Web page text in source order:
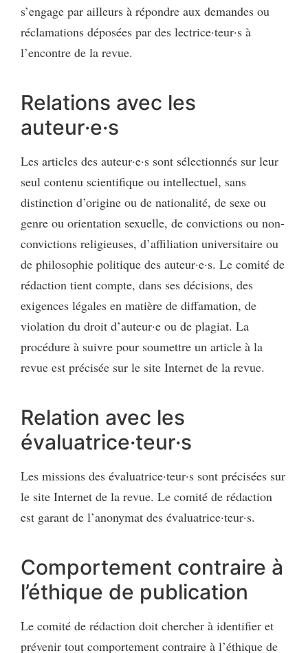
s’engage par ailleurs à répondre aux demandes ou
réclamations déposées par des lectrice·teur·s à
l’encontre de la revue.
Relations avec les
auteur·e·s
Les articles des auteur·e·s sont sélectionnés sur leur
seul contenu scientifique ou intellectuel, sans
distinction d’origine ou de nationalité, de sexe ou
genre ou orientation sexuelle, de convictions ou non-
convictions religieuses, d’affiliation universitaire ou
de philosophie politique des auteur·e·s. Le comité de
rédaction tient compte, dans ses décisions, des
exigences légales en matière de diffamation, de
violation du droit d’auteur·e ou de plagiat. La
procédure à suivre pour soumettre un article à la
revue est précisée sur le site Internet de la revue.
Relation avec les
évaluatrice·teur·s
Les missions des évaluatrice·teur·s sont précisées sur
le site Internet de la revue. Le comité de rédaction
est garant de l’anonymat des évaluatrice·teur·s.
Comportement contraire à
l’éthique de publication
Le comité de rédaction doit chercher à identifier et
prévenir tout comportement contraire à l’éthique de